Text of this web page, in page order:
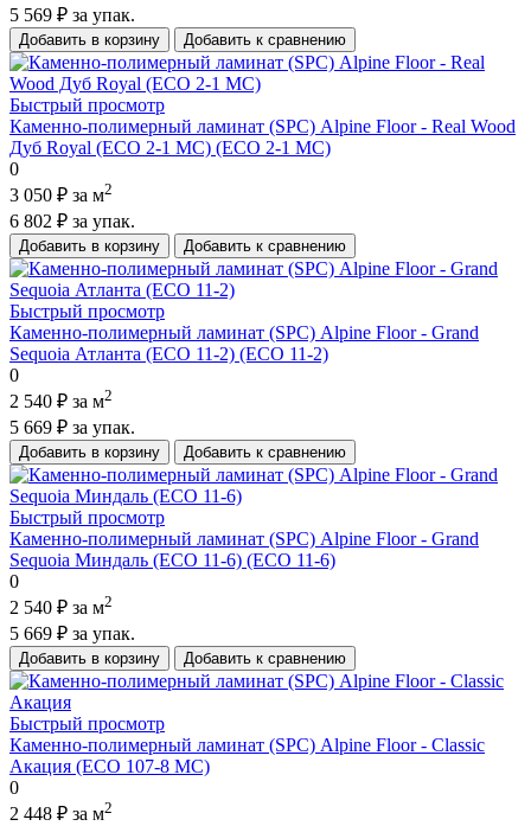
5 569 ₽ за упак.
Добавить в корзину Добавить к сравнению
Быстрый просмотр
Каменно-полимерный ламинат (SPC) Alpine Floor - Real Wood
Дуб Royal (ECO 2-1 MC) (ECO 2-1 MC)
0
3 050 ₽ за м2
6 802 ₽ за упак.
Добавить в корзину Добавить к сравнению
Быстрый просмотр
Каменно-полимерный ламинат (SPC) Alpine Floor - Grand
Sequoia Атланта (ECO 11-2) (ECO 11-2)
0
2 540 ₽ за м2
5 669 ₽ за упак.
Добавить в корзину Добавить к сравнению
Быстрый просмотр
Каменно-полимерный ламинат (SPC) Alpine Floor - Grand
Sequoia Миндаль (ECO 11-6) (ECO 11-6)
0
2 540 ₽ за м2
5 669 ₽ за упак.
Добавить в корзину Добавить к сравнению
Быстрый просмотр
Каменно-полимерный ламинат (SPC) Alpine Floor - Classic
Акация (ECO 107-8 MC)
0
2 448 ₽ за м2